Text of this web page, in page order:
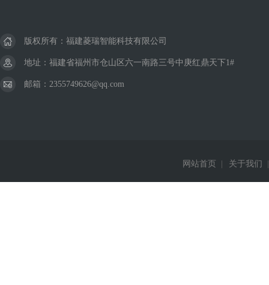
版权所有：福建菱瑞智能科技有限公司
地址：福建省福州市仓山区六一南路三号中庚红鼎天下1#
邮箱：2355749626@qq.com
网站首页 关于我们